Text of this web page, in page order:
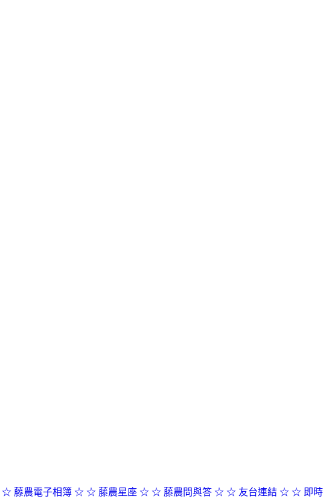
☆ 藤農電子相簿 ☆☆ 藤農星座 ☆☆ 藤農問與答 ☆☆ 友台連結 ☆☆ 即時